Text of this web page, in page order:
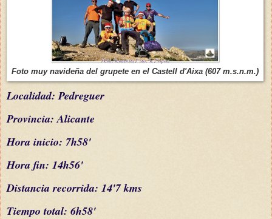
Foto muy navideña del grupete en el Castell d'Aixa (607 m.s.n.m.)
Localidad: Pedreguer
Provincia: Alicante
Hora inicio: 7h58'
Hora fin: 14h56'
Distancia recorrida: 14'7 kms
Tiempo total: 6h58'